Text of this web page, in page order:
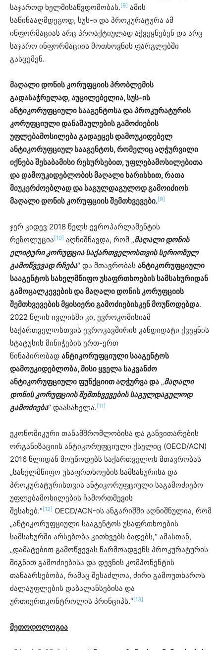
საჯაროდ ხელმისაწვდომობას.[8] ამის
საწინააღმდეგოდ, სუს-ი და პროკურატურა ამ
ინფორმაციას არც პროაქტიულად აქვეყნებენ და არც
საჯარო ინფორმაციის მოთხოვნის ფარგლებში
გასცემენ.
მაღალი დონის კორუფციის პრობლემის
გადასაჭრელად, აუცილებელია, სუს-ის
ანტიკორუფციული სააგენტოსა და პროკურატურის
კორუფციული დანაშაულების გამოძიების
უფლებამოსილება გადაეცეს დამოუკიდებელ
ანტიკორუფციულ სააგენტოს, რომელიც აღჭურვილი
იქნება შესაბამისი რესურსებით, უფლებამოსილებითა
და დამოუკიდებლობის მაღალი ხარისხით, რათა
მიუკერძოებლად და საგულდაგულოდ გამოიძიოს
მაღალი დონის კორუფციის შემთხვევები.[9]
ჯერ კიდევ 2018 წელს ევროპარლამენტის
რეზოლუცია[10] აღნიშნავდა, რომ „მაღალი დონის
ელიტური კორუფცია საქართველოსთვის სერიოზულ
გამოწვევად რჩება“ და მთავრობას ანტიკორუფციული
სააგენტოს სახელმწიფო უსაფრთხოების სამსახურიდან
გამოცალკევების და მაღალი დონის კორუფციის
შემთხვევების მყისიერი გამოძიებისკენ მოუწოდებდა.
2022 წლის ივლისში კი, ევროკომისიამ
საქართველოსთვის ევროკავშირის კანდიდატი ქვეყნის
სტატუსის მინიჭების ერთ-ერთ
წინაპირობად ანტიკორუფციული სააგენტოს
დამოუკიდებლობა, მისი ყველა საკვანძო
ანტიკორუფციული ფუნქციით აღჭურვა და „მაღალი
დონის კორუფციის შემთხვევების საგულდაგულოდ
გამოძიება“ დაასახელა.[11]
ეკონომიკური თანამშრომლობისა და განვითარების
ორგანიზაციის ანტიკორუფციული ქსელიც (OECD/ACN)
2016 წლიდან მოუწოდებს საქართველოს მთავრობას
„სახელმწიფო უსაფრთხოების სამსახურისა და
პროკურატურისთვის ანტიკორუფციული საგამოძიებო
უფლებამოსილების ჩამორთმევის
შესახებ.“[12] OECD/ACN-ის ანგარიშში აღნიშნულია, რომ
„ანტიკორუფციული სააგენტოს უსაფრთხოების
სამსახურში არსებობა კითხვებს ბადებს,“ ამასთან,
„დამატებით გამოწვევას წარმოადგენს პროკურატურის
შიგნით გამოძიებისა და დევნის კომპონენტის
თანაარსებობა, რამაც შესაძლოა, ძირი გამოუთხაროს
ძალაუფლების დაბალანსებისა და
ურთიერთკონტროლის პრინციპს.“[13]
მეთოდოლოგია